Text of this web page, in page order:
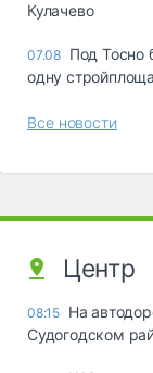
Кулачево
07.08 Под Тосно
одну
Все новости
Центр
08:15 На
Судогодском